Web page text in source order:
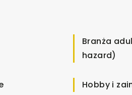
Branża
hazard)
Hobby i